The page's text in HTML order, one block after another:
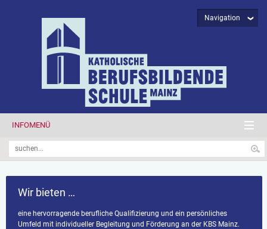
Navigation
INFOMENÜ
Wir bieten …
eine hervorragende berufliche Qualifizierung und ein persönliches
Umfeld mit individueller Begleitung und Förderung an der KBS Mainz.